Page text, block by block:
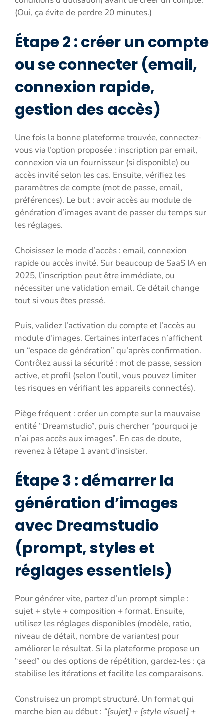
(Oui, ça évite de perdre 20 minutes.)
Étape 2 : créer un compte
ou se connecter (email,
connexion rapide,
gestion des accès)
Une fois la bonne plateforme trouvée, connectez-
vous via l’option proposée : inscription par email,
connexion via un fournisseur (si disponible) ou
accès invité selon les cas. Ensuite, vérifiez les
paramètres de compte (mot de passe, email,
préférences). Le but : avoir accès au module de
génération d’images avant de passer du temps sur
les réglages.
Choisissez le mode d’accès : email, connexion
rapide ou accès invité. Sur beaucoup de SaaS IA en
2025, l’inscription peut être immédiate, ou
nécessiter une validation email. Ce détail change
tout si vous êtes pressé.
Puis, validez l’activation du compte et l’accès au
module d’images. Certaines interfaces n’affichent
un “espace de génération” qu’après confirmation.
Contrôlez aussi la sécurité : mot de passe, session
active, et profil (selon l’outil, vous pouvez limiter
les risques en vérifiant les appareils connectés).
Piège fréquent : créer un compte sur la mauvaise
entité “Dreamstudio”, puis chercher “pourquoi je
n’ai pas accès aux images”. En cas de doute,
revenez à l’étape 1 avant d’insister.
Étape 3 : démarrer la
génération d’images
avec Dreamstudio
(prompt, styles et
réglages essentiels)
Pour générer vite, partez d’un prompt simple :
sujet + style + composition + format. Ensuite,
utilisez les réglages disponibles (modèle, ratio,
niveau de détail, nombre de variantes) pour
améliorer le résultat. Si la plateforme propose un
“seed” ou des options de répétition, gardez-les : ça
stabilise les itérations et facilite les comparaisons.
Construisez un prompt structuré. Un format qui
marche bien au début : “[sujet] + [style visuel] +